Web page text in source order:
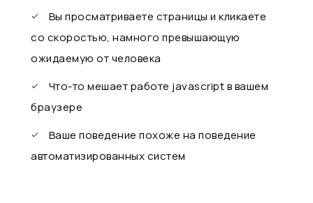
Вы просматриваете страницы и кликаете
со скоростью, намного превышающую
ожидаемую от человека
Что-то мешает работе javascript в вашем
браузере
Ваше поведение похоже на поведение
автоматизированных систем